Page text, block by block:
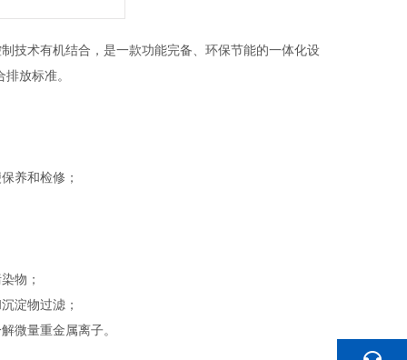
技术有机结合，是一款功能完备、环保节能的一体化设
放标准。
养和检修；
物；
淀物过滤；
微量重金属离子。